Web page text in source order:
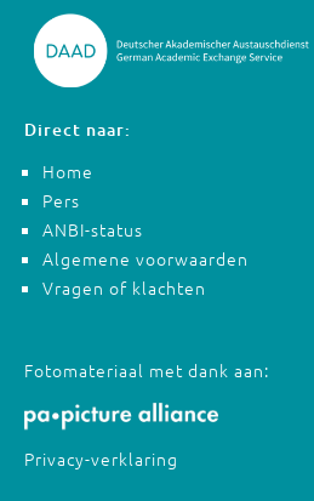
Direct naar:
Home
Pers
ANBI-status
Algemene voorwaarden
Vragen of klachten
Fotomateriaal met dank aan:
Privacy-verklaring